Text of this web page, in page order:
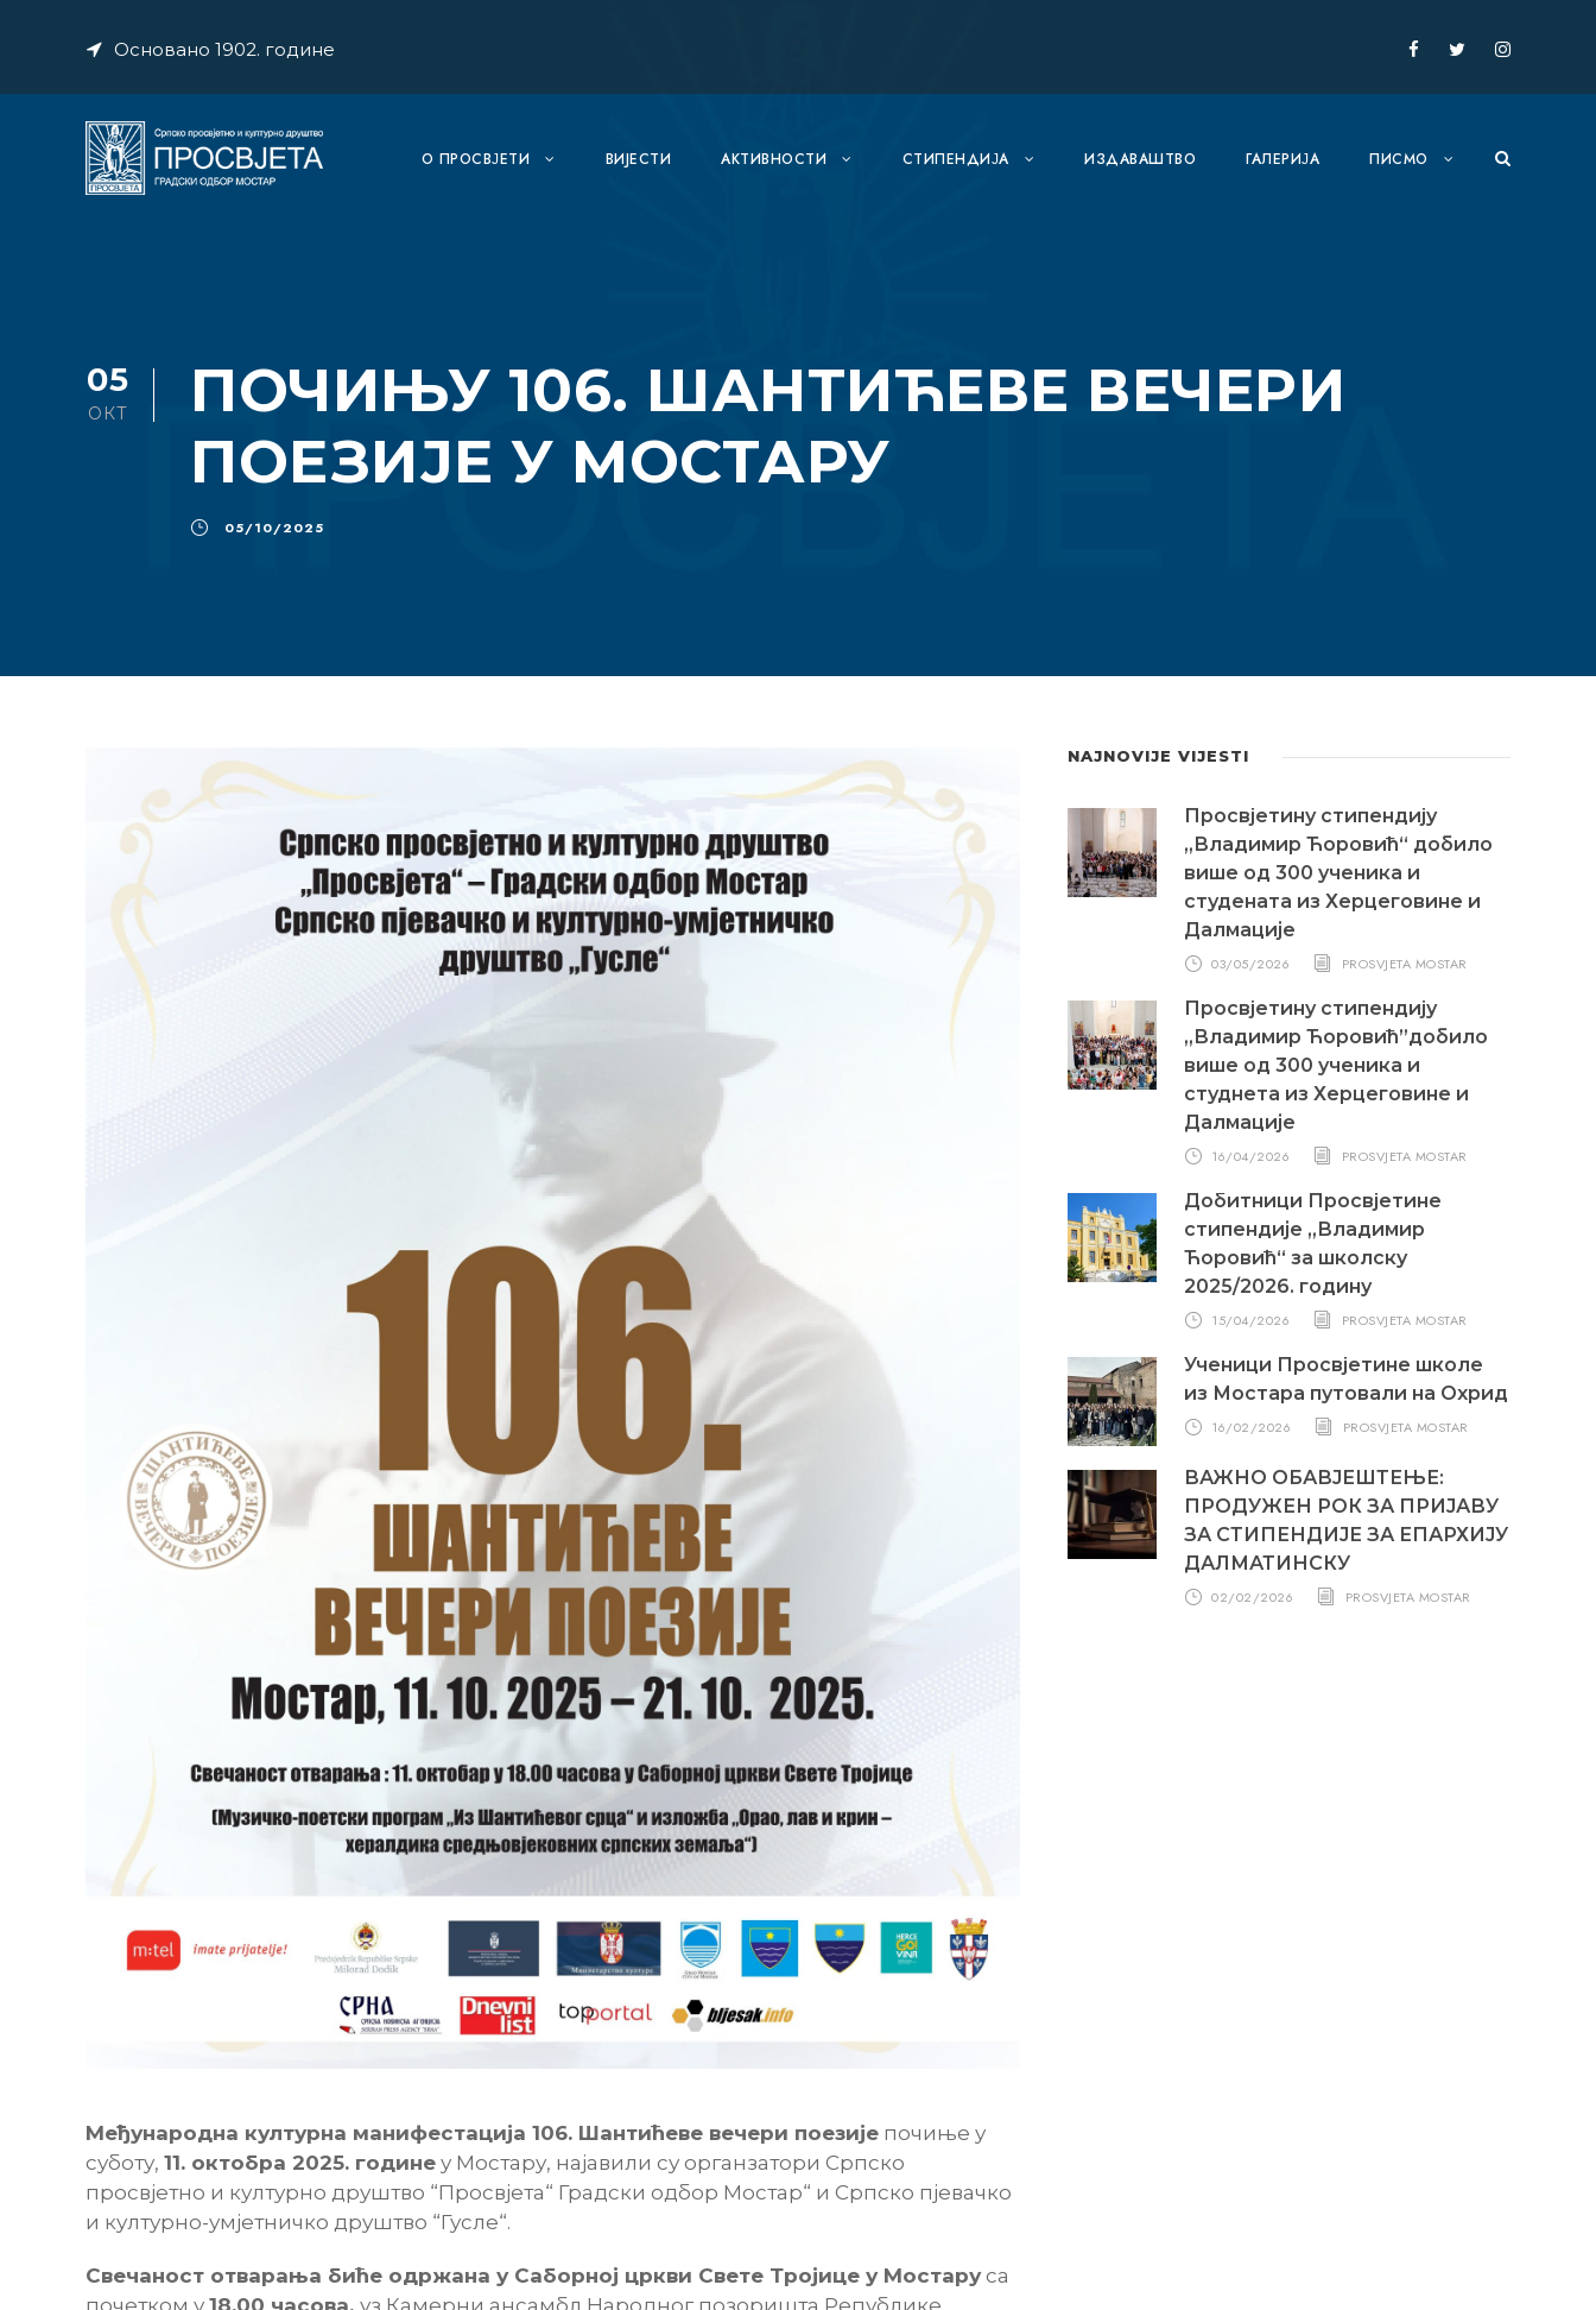
Основано 1902. године
O ПРОСВЈЕТИ ВИJЕСТИ АКТИВНОСТИ СТИПЕНДИЈА ИЗДАВАШТВО ГАЛЕРИЈА ПИСМО
05
ОКТ
ПОЧИЊУ 106. ШАНТИЋЕВЕ ВЕЧЕРИ
ПОЕЗИЈЕ У МОСТАРУ
05/10/2025
Међународна културна манифестaција 106. Шантићеве вечери поезије почиње у
суботу, 11. октобра 2025. године у Мостару, најавили су органзатори Српско
просвјетно и културно друштво “Просвјета“ Градски одбор Мостар“ и Српско пјевачко
и културно-умјетничко друштво “Гусле“.
Свечаност отварања биће одржана у Саборној цркви Свете Тројице у Мостаруса
NAJNOVIJE VIJESTI
Просвјетину стипендију
„Владимир Ћоровић“ добило
више од 300 ученика и
студената из Херцеговине и
Далмације
03/05/2026 PROSVJETA MOSTAR
Просвјетину стипендију
„Владимир Ћоровић”добило
више од 300 ученика и
студнета из Херцеговине и
Далмације
16/04/2026 PROSVJETA MOSTAR
Добитници Просвјетине
стипендије „Владимир
Ћоровић“ за школску
2025/2026. годину
15/04/2026 PROSVJETA MOSTAR
Ученици Просвјетине школе
из Мостара путовали на Охрид
16/02/2026 PROSVJETA MOSTAR
ВАЖНО ОБАВЈЕШТЕЊЕ:
ПРОДУЖЕН РОК ЗА ПРИЈАВУ
ЗА СТИПЕНДИЈЕ ЗА ЕПАРХИЈУ
ДАЛМАТИНСКУ
02/02/2026 PROSVJETA MOSTAR